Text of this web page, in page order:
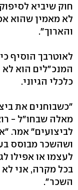
חוק שיביא
לא מאמין שהוא
והארוך".
לאוטרבך הוסיף
המנכ"לים הוא לא
כלכלי הגיוני.
"כשבוחנים את
מאלה שבחו"ל -
לביצועים" אמר.
ושהשכר מבוסס
לעצמו או אפילו
בכל מקרה, אני
השכר".